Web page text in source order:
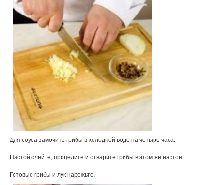
Для соуса замочите грибы в холодной воде на четыре часа.
Настой слейте, процедите и отварите грибы в этом же настое.
Готовые грибы и лук нарежьте.